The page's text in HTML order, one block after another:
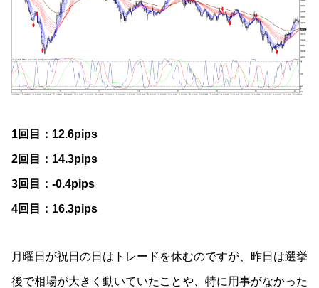
1回目：12.6pips
2回目：14.3pips
3回目：-0.4pips
4回目：16.3pips
月曜日が祝日の日はトレードを休むのですが、昨日は選挙
後で相場が大きく動いていたことや、特に用事がなかった